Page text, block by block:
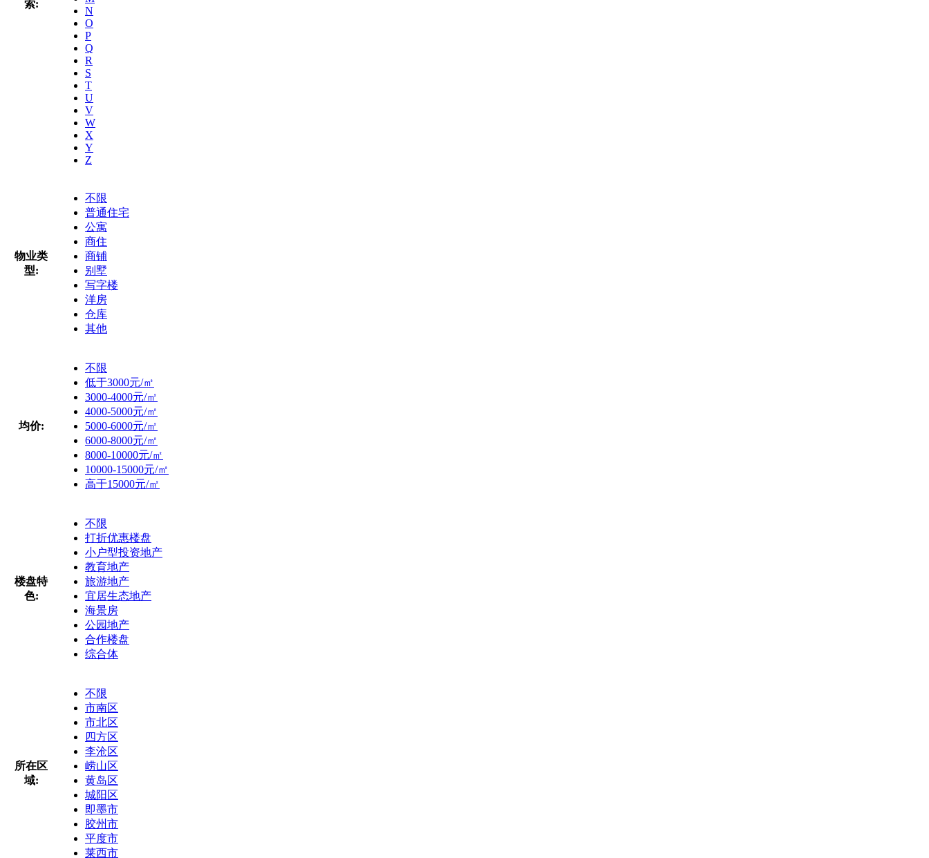
索:
N
O
P
Q
R
S
T
U
V
W
X
Y
Z
物业类
型:
不限
普通住宅
公寓
商住
商铺
别墅
写字楼
洋房
仓库
其他
均价:
不限
低于3000元/㎡
3000-4000元/㎡
4000-5000元/㎡
5000-6000元/㎡
6000-8000元/㎡
8000-10000元/㎡
10000-15000元/㎡
高于15000元/㎡
楼盘特
色:
不限
打折优惠楼盘
小户型投资地产
教育地产
旅游地产
宜居生态地产
海景房
公园地产
合作楼盘
综合体
所在区
域:
不限
市南区
市北区
四方区
李沧区
崂山区
黄岛区
城阳区
即墨市
胶州市
平度市
莱西市